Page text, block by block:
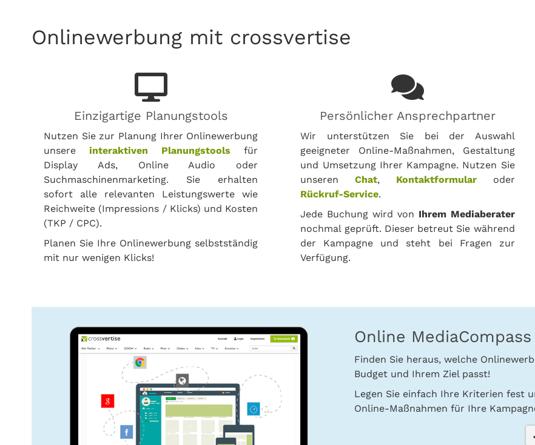
Onlinewerbung mit crossvertise
Einzigartige Planungstools
Nutzen Sie zur Planung Ihrer Onlinewerbung
unsereinteraktiven Planungstools für
Display Ads, Online Audio oder
Suchmaschinenmarketing. Sie erhalten
sofort alle relevanten Leistungswerte wie
Reichweite (Impressions / Klicks) und Kosten
(TKP / CPC).
Planen Sie Ihre Onlinewerbung selbstständig
mit nur wenigen Klicks!
Persönlicher Ansprechpartner
Wir unterstützen Sie bei der Auswahl
geeigneter Online-Maßnahmen, Gestaltung
und Umsetzung Ihrer Kampagne. Nutzen Sie
unserenChat, Kontaktformularoder
Rückruf-Service.
Jede Buchung wird von Ihrem Mediaberater
nochmal geprüft. Dieser betreut Sie während
der Kampagne und steht bei Fragen zur
Verfügung.
Online MediaCompass
Finden Sie heraus, welche
Budget und Ihrem Ziel passt!
Legen Sie einfach Ihre Kriterien fest
Online-Maßnahmen für Ihre